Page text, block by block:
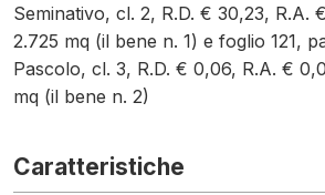
Seminativo, cl. 2, R.D. € 30,23, R.A.
2.725 mq (il bene n. 1) e foglio 121,
Pascolo, cl. 3, R.D. € 0,06, R.A. €
mq (il bene n. 2)
Caratteristiche